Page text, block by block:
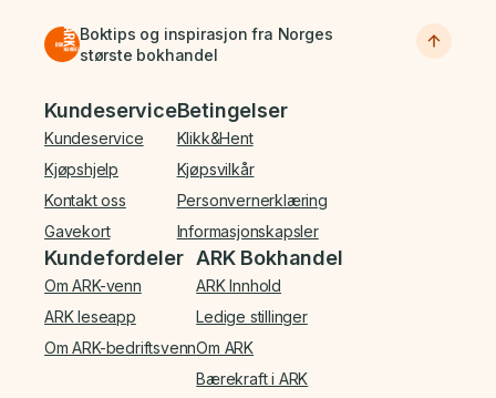
Boktips og inspirasjon fra Norges
største bokhandel
Bunnmeny
Kundeservice
Kundeservice
Kjøpshjelp
Kontakt oss
Gavekort
Betingelser
Klikk&Hent
Kjøpsvilkår
Personvernerklæring
Informasjonskapsler
Kundefordeler
Om ARK-venn
ARK leseapp
Om ARK-bedriftsvenn
ARK Bokhandel
ARK Innhold
Ledige stillinger
Om ARK
Bærekraft i ARK